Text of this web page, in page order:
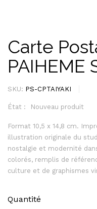
Carte
PAIHEME
SKU: PS-CPTAIYAKI
État : Nouveau produit
Format 10,5 x 14,8 cm.
illustration originale du
nostalgie et modernité
colorés, remplis de
culture et de graphismes
Quantité